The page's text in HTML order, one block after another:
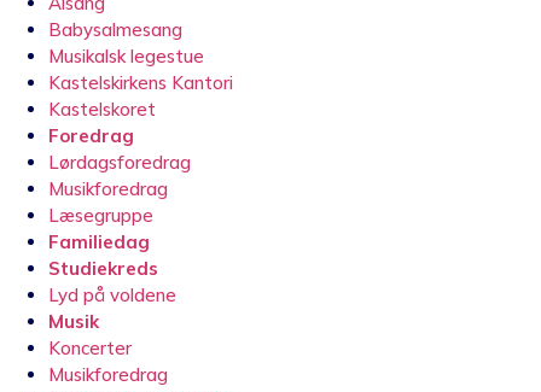
Babysalmesang
Musikalsk legestue
Kastelskirkens Kantori
Kastelskoret
Foredrag
Lørdagsforedrag
Musikforedrag
Læsegruppe
Familiedag
Studiekreds
Lyd på voldene
Musik
Koncerter
Musikforedrag